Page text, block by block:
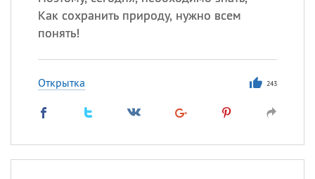
Как сохранить природу, нужно всем
понять!
Открытка 243